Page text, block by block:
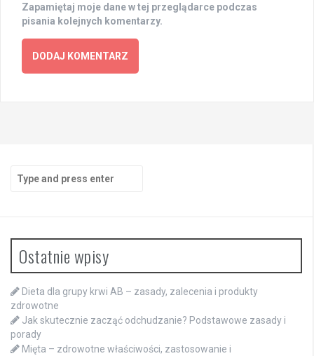
Zapamiętaj moje dane w tej przeglądarce podczas
pisania kolejnych komentarzy.
for:
Ostatnie wpisy
Dieta dla grupy krwi AB – zasady, zalecenia i produkty
zdrowotne
Jak skutecznie zacząć odchudzanie? Podstawowe zasady i
porady
Mięta – zdrowotne właściwości, zastosowanie i